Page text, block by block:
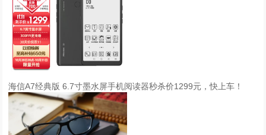
海信A7经典版 6.7寸墨水屏手机阅读器秒杀价1299元，快上车！